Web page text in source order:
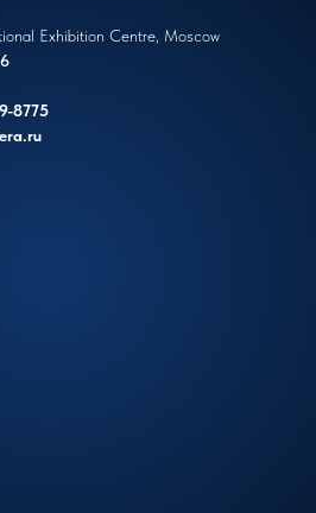
Exhibition Centre, Moscow
8775